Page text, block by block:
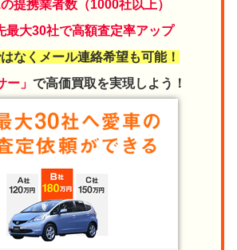
提携業者数（1000社以上）
最大30社で高額査定率アップ
なくメール連絡希望も可能！
ー」 で高価買取を実現しよう！